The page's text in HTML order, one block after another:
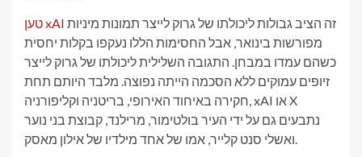
טען xAI
מפורשות בינואר, אבל החסימות הללו נעקפו בקלות יחסית
כשהם עמדו במבחן. התגובה השלילית ליכולתו של גרוק לייצר
זיופים עמוקים ללא הסכמה הייתה נפוצה. מלבד היותם תחת
חקירה באיחוד האירופי, בריטניה וקליפורניה, xAI או X
נתבעים גם על ידי העיר בולטימור, מרילנד, קבוצת בני נוער
ואשלי סנט קלייר, אמו של אחד מילדיו של אילון מאסק.